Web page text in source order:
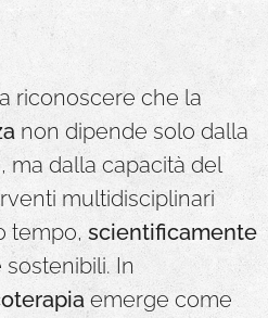
riconoscere che la
non dipende solo dalla
ma dalla capacità del
multidisciplinari
tempo, scientificamente
In
emerge come